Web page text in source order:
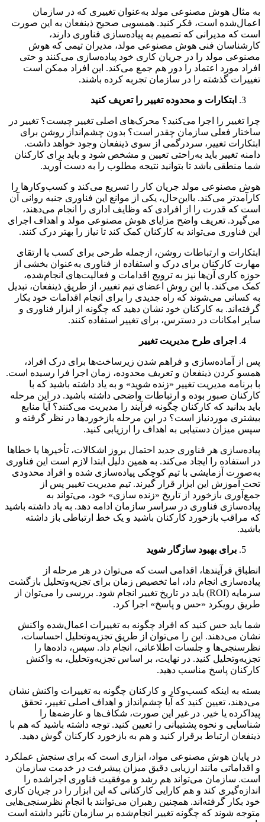
به مثال هوش مصنوعی مولد به‌عنوان تغییری که در سازمان
اعمال‌شده است، فکر کنید. همسویی صحیح ذینفعان به این صورت
است که مدیرانی که تصمیم به پیاده‌سازی فناوری دارند،
کارشناسان فنی هوش مصنوعی مولد، مدیران تیمی که هوش
مصنوعی مولد را در جریان کاری خود پیاده‌سازی می‌کنند و حتی
افراد مورد اعتماد را دور هم جمع می‌کند. این افراد ممکن است
تغییرات گذشته را در سازمان تجربه کرده باشند.
ابتکارات و محدوده تغییر را تعریف کنید
چرا تغییر را اجرا می‌کنید؟ محرک‌های اصلی تغییر چیست؟ تغییر در
ساختار فعلی سازمان چقدر است؟ بدون چشم‌انداز روشن برای
ابتکارات تغییر، سردرگمی از سوی ذینفعان وجود خواهد داشت.
دامنه تغییر باید به‌راحتی تعیین و مشخص شود و باید برای کارکنان
شما منطقی باشد تا بتوانید نتیجه مطلوب را به دست آورید.
هوش مصنوعی مولد جریان کار را تسریع می‌کند و کسب‌وکارها را
کارآمدتر می‌کند. بااین‌حال، یکی از موانع این فناوری جنبه روانی آن
است که قدرت را از افرادی که وظایف اداری را انجام می‌دهند،
می‌گیرد. تعریف واضح مزایای هوش مصنوعی مولد و اهداف اجرای
این فناوری می‌تواند به کارکنان کمک کند تا نیاز را بهتر درک کنند.
ابتکارات و ارتباطات روشن، ازجمله طرحی برای کسب یا ارتقای
مهارت کارکنان برای درک و استفاده از فناوری به‌عنوان بخشی از
حوزه کاری آن‌ها نیز به ترویج اقدامات و فعالیت‌های انجام‌شده،
کمک می‌کند. با این روش اعضای تیم تغییر، از طریق ذینفعان، تبدیل
به کسانی می‌شوند که راه جدیدی را برای انجام اقدامات خود بکار
گرفته‌اند. به کارکنان خود نشان دهید که چگونه از ابزار فناوری و
سایر امکانات در دسترس، برای تغییر استفاده کنند.
اجرای طرح مدیریت تغییر
پس از آماده‌سازی و فراهم شدن زیرساخت‌ها برای درک افراد،
همسو کردن ذینفعان و تعریف محدوده، زمان اجرا فرا رسیده است.
با برنامه مدیریت تغییر «زنده شوید» و به یاد داشته باشید که با
کارکنان صبور بوده و ارتباطات واضحی داشته باشید. در این مرحله
باید بدانید که کارکنان چگونه فرآیند را مدیریت می‌کنند؟ آیا منابع
بیشتری موردنیاز است؟ در این مرحله بازخوردها در نظر گرفته و
سپس میزان دستیابی به اهداف را ارزیابی کنید.
پیاده‌سازی هر فناوری جدید احتمال بروز اشکالات، تأخیرها یا خطاها
در استفاده را ایجاد می‌کند. به همین دلیل ابتدا لازم است این فناوری
به‌صورت آزمایشی با تیم کوچکی پیاده‌سازی شده و افراد محدودی
تحت آموزش این ابزار قرار گیرند. تیم مدیریت تغییر پس از
جمع‌آوری بازخورد از تاریخ «زنده سازی» خود، می‌تواند به
پیاده‌سازی فناوری در سراسر سازمان ادامه دهد. به یاد داشته باشید
که مراقب بازخورد کارکنان باشید و یک خط ارتباطی باز داشته
باشید.
برای بهبود سازگار شوید
انطباق فرآیندها، اقدامی است که می‌توان در هر مرحله از
پیاده‌سازی انجام داد، اما تخصیص زمان برای تجزیه‌وتحلیل بازگشت
سرمایه (ROI) باید در تاریخ تغییر انجام شود. بررسی را می‌توان از
طریق رویکرد «حس و پاسخ» اجرا کرد.
شما باید حس کنید که افراد چگونه به تغییرات اعمال‌شده واکنش
نشان می‌دهند. این را می‌توان از طریق تجزیه‌وتحلیل احساسات،
نظرسنجی‌ها و جلسات اطلاعاتی، انجام داد. سپس، داده‌ها را
تجزیه‌وتحلیل کنید. در نهایت، بر اساس تجزیه‌وتحلیل، به واکنش
کارکنان پاسخ مناسب دهید.
بسته به اینکه کسب‌وکار و کارکنان چگونه به تغییرات واکنش نشان
می‌دهند، تعیین کنید که آیا چشم‌انداز و اهداف اصلی تغییر، تحقق
پیداکرده یا خیر. در غیر این صورت، شکاف‌ها و عارضه‌ها را
شناسایی و نحوه پشتیبانی را تعیین کنید. توجه داشته باشید که هم با
ذینفعان ارتباط برقرار کنید و هم به بازخورد کارکنان گوش دهید.
در پایان هوش مصنوعی مواد، ابزاری است که برای سنجش عملکرد
و اقداماتی مانند ارزیابی دقیق میزان پیشرفت در خدمت سازمان
است. سازمان می‌تواند هم رشد و موفقیت فناوری اجراشده را
اندازه‌گیری کند و هم کارایی کارکنانی که این ابزار را در جریان کاری
خود بکار گرفته‌اند. همچنین رهبران می‌توانند با انجام نظرسنجی‌هایی
متوجه شوند که چگونه تغییر انجام‌شده بر سازمان تأثیر داشته است